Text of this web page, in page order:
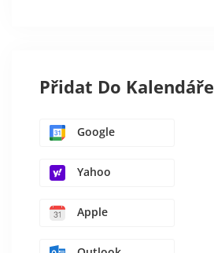
Přidat Do Kalendáře
Google
Yahoo
Apple